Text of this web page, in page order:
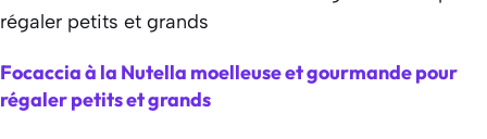
Focaccia à la Nutella moelleuse et gourmande pour
régaler petits et grands